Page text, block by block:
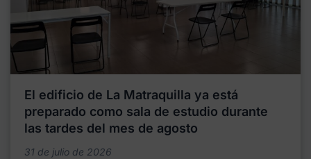
El edificio de La Matraquilla ya está
preparado como sala de estudio durante
las tardes del mes de agosto
31 de julio de 2026